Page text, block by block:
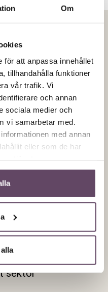
Om
för att anpassa innehållet
tillhandahålla funktioner
vår trafik. Vi
och annan
sociala medier och
vi samarbetar med.
med annan
eller som de har
sektor